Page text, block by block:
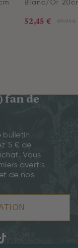
Blanc/Or
89,95 €
52,45 €
fan de
bulletin
5 € de
Vous
avertis
de nos